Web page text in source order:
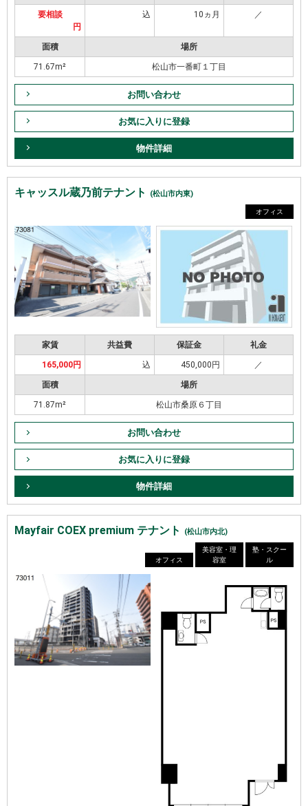
要相談
円
込 10ヵ月 ／
面積 場所
71.67m² 松山市一番町１丁目
お問い合わせ
お気に入りに登録
物件詳細
キャッスル蔵乃前テナント (松山市内東)
オフィス
家賃 共益費 保証金 礼金
165,000円 込 450,000円 ／
面積 場所
71.87m² 松山市桑原６丁目
お問い合わせ
お気に入りに登録
物件詳細
Mayfair COEX premium テナント (松山市内北)
オフィス
美容室・理
容室
塾・スクー
ル